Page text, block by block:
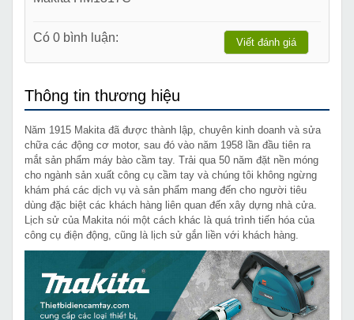
Có 0 bình luận: Viết đánh giá
Thông tin thương hiệu
Năm 1915 Makita đã được thành lập, chuyên kinh doanh và sửa
chữa các động cơ motor, sau đó vào năm 1958 lần đầu tiên ra
mắt sản phẩm máy bào cầm tay. Trải qua 50 năm đặt nền móng
cho ngành sản xuất công cụ cầm tay và chúng tôi không ngừng
khám phá các dịch vụ và sản phẩm mang đến cho người tiêu
dùng đặc biệt các khách hàng liên quan đến xây dựng nhà cửa.
Lịch sử của Makita nói một cách khác là quá trình tiến hóa của
công cụ điện động, cũng là lịch sử gắn liền với khách hàng.